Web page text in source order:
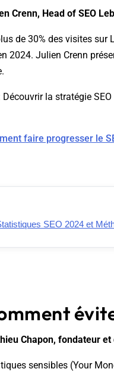
Crenn, Head of SEO
de 30% des visites
2024. Julien Crenn
Découvrir la stratégie
faire progresser le
SEO 2024 et
Chapon, fondateur
sensibles (Your